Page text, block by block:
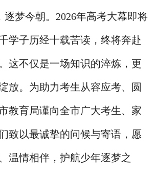
逐梦今朝。2026年高考大幕即将
学子历经十载苦读，终将奔赴
这不仅是一场知识的淬炼，更
放。为助力考生从容应考、圆
教育局谨向全市广大考生、家
致以最诚挚的问候与寄语，愿
温情相伴，护航少年逐梦之